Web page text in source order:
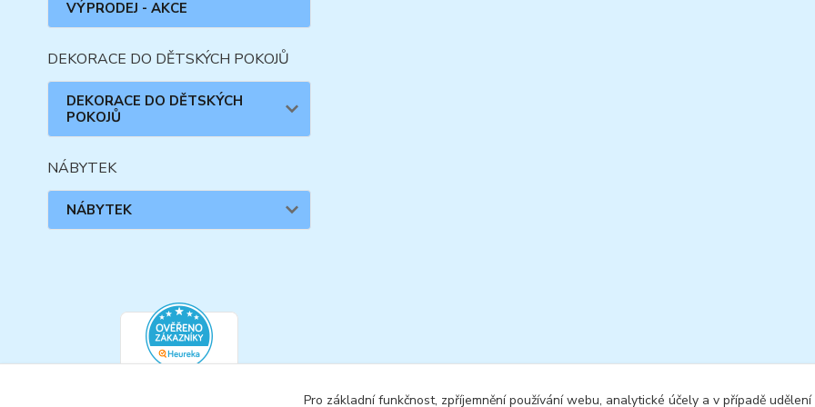
VÝPRODEJ - AKCE
DEKORACE DO DĚTSKÝCH POKOJŮ
DEKORACE DO DĚTSKÝCH
POKOJŮ
NÁBYTEK
NÁBYTEK
Pro základní funkčnost, zpříjemnění používání webu, analytické účely a v případě